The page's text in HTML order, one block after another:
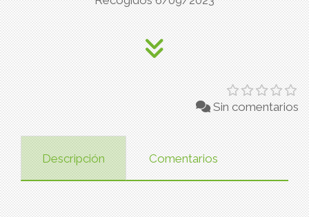
Sin comentarios
Descripción Comentarios